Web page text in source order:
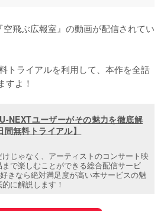
飛ぶ広報室』の動画が配信されてい
トライアルを利用して、本作を全話
すよ！
NEXTユーザーがその魅力を徹底解
無料トライアル】
じゃなく、アーティストのコンサート映
で楽しむことができる総合配信サービ
きなら絶対満足度が高い本サービスの魅
に解説します！